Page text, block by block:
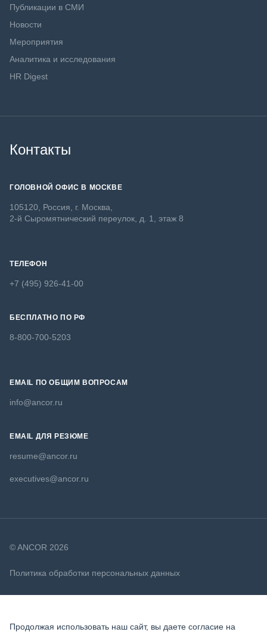
Публикации в СМИ
Новости
Мероприятия
Аналитика и исследования
HR Digest
Контакты
ГОЛОВНОЙ ОФИС В МОСКВЕ
105120, Россия, г. Москва,
2-й Сыромятнический переулок, д. 1, этаж 8
ТЕЛЕФОН
+7 (495) 926-41-00
БЕСПЛАТНО ПО РФ
8-800-700-5203
EMAIL ПО ОБЩИМ ВОПРОСАМ
info@ancor.ru
EMAIL ДЛЯ РЕЗЮМЕ
resume@ancor.ru
executives@ancor.ru
© ANCOR 2026
Политика обработки персональных данных
Продолжая использовать наш сайт, вы даете согласие на